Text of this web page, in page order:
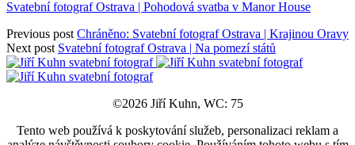
Svatební fotograf Ostrava | Pohodová svatba v Manor House
Previous post Chráněno: Svatební fotograf Ostrava | Krajinou Oravy
Next post Svatební fotograf Ostrava | Na pomezí států
©2026 Jiří Kuhn, WC: 75
Tento web používá k poskytování služeb, personalizaci reklam a